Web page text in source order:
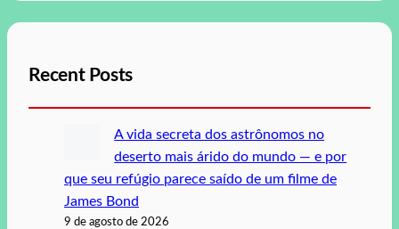
Recent Posts
A vida secreta dos astrônomos no
deserto mais árido do mundo — e por
que seu refúgio parece saído de um filme de
James Bond
9 de agosto de 2026